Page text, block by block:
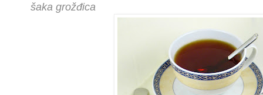
šaka grožđica